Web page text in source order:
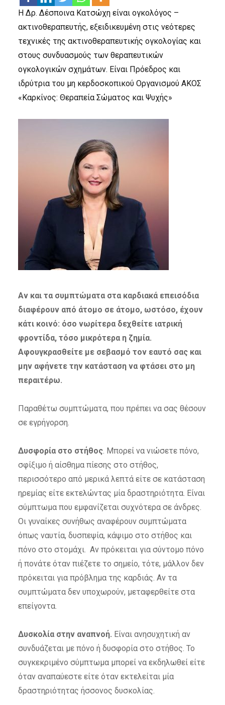
Η Δρ. Δέσποινα Κατσώχη είναι ογκολόγος –
ακτινοθεραπευτής, εξειδικευμένη στις νεότερες
τεχνικές της ακτινοθεραπευτικής ογκολογίας και
στους συνδυασμούς των θεραπευτικών
ογκολογικών σχημάτων. Είναι Πρόεδρος και
ιδρύτρια του μη κερδοσκοπικού Οργανισμού ΑΚΟΣ
«Καρκίνος: Θεραπεία Σώματος και Ψυχής»
Αν και τα συμπτώματα στα καρδιακά επεισόδια
διαφέρουν από άτομο σε άτομο, ωστόσο, έχουν
κάτι κοινό: όσο νωρίτερα δεχθείτε ιατρική
φροντίδα, τόσο μικρότερα η ζημία.
Αφουγκρασθείτε με σεβασμό τον εαυτό σας και
μην αφήνετε την κατάσταση να φτάσει στο μη
περαιτέρω.
Παραθέτω συμπτώματα, που πρέπει να σας θέσουν
σε εγρήγορση.
Δυσφορία στο στήθος. Μπορεί να νιώσετε πόνο,
σφίξιμο ή αίσθημα πίεσης στο στήθος,
περισσότερο από μερικά λεπτά είτε σε κατάσταση
ηρεμίας είτε εκτελώντας μία δραστηριότητα. Είναι
σύμπτωμα που εμφανίζεται συχνότερα σε άνδρες.
Οι γυναίκες συνήθως αναφέρουν συμπτώματα
όπως ναυτία, δυσπεψία, κάψιμο στο στήθος και
πόνο στο στομάχι. Αν πρόκειται για σύντομο πόνο
ή πονάτε όταν πιέζετε το σημείο, τότε, μάλλον δεν
πρόκειται για πρόβλημα της καρδιάς. Αν τα
συμπτώματα δεν υποχωρούν, μεταφερθείτε στα
επείγοντα.
Δυσκολία στην αναπνοή. Είναι ανησυχητική αν
συνδυάζεται με πόνο ή δυσφορία στο στήθος. Το
συγκεκριμένο σύμπτωμα μπορεί να εκδηλωθεί είτε
όταν αναπαύεστε είτε όταν εκτελείται μία
δραστηριότητας ήσσονος δυσκολίας.